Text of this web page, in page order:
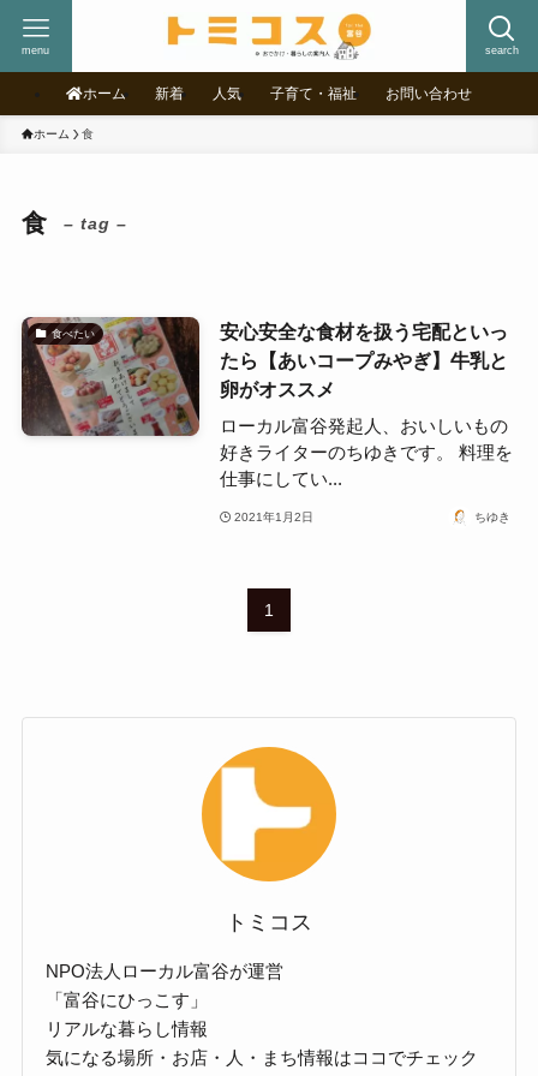
search
menu
ホーム 新着 人気 子育て・福祉 お問い合わせ
ホーム 食
食 – tag –
食べたい
安心安全な食材を扱う宅配といっ
たら【あいコープみやぎ】牛乳と
卵がオススメ
ローカル富谷発起人、おいしいもの
好きライターのちゆきです。 料理を
仕事にしてい...
2021年1月2日 ちゆき
1
トミコス
NPO法人ローカル富谷が運営
「富谷にひっこす」
リアルな暮らし情報
気になる場所・お店・人・まち情報はココでチェック